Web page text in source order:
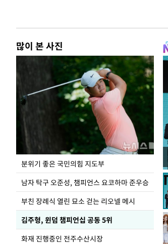
많이 본 사진
분위기 좋은 국민의힘 지도부
남자 탁구 오준성, 챔피언스 요코하마 준우승
부친 장례식 열린 묘소 걷는 리오넬 메시
김주형, 윈덤 챔피언십 공동 5위
화재 진행중인 전주수산시장